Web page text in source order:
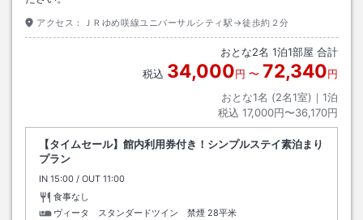
アクセス： ＪＲゆめ咲線ユニバーサルシティ駅→徒歩約２分
おとな2名 1泊1部屋 合計
税込 34,000円 〜 72,340円
おとな1名 (2名1室)｜ 1泊
税込 17,000円〜36,170円
【タイムセール】館内利用券付き！シンプルステイ素泊まり
プラン
IN チェックイン
15:00 / OUT チェックアウト
11:00
食事なし
ヴィータ スタンダードツイン 禁煙 28平米